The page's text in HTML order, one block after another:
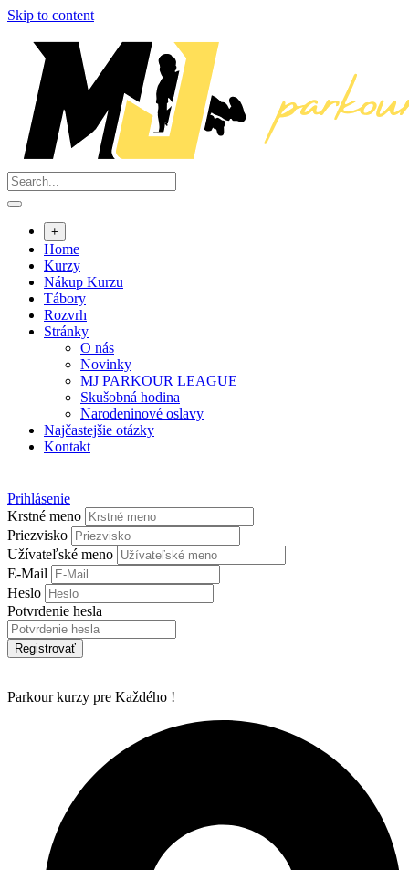
Skip to content
+
Home
Kurzy
Nákup Kurzu
Tábory
Rozvrh
Stránky
O nás
Novinky
MJ PARKOUR LEAGUE
Skušobná hodina
Narodeninové oslavy
Najčastejšie otázky
Kontakt
Prihlásenie
Krstné meno
Priezvisko
Užívateľské meno
E-Mail
Heslo
Potvrdenie hesla
Registrovať
Parkour kurzy pre Každého !